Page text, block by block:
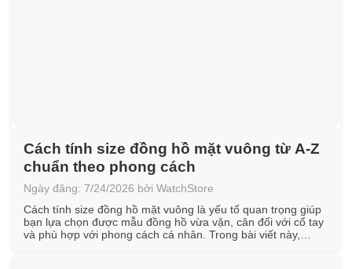
Cách tính size đồng hồ mặt vuông từ A-Z
chuẩn theo phong cách
Ngày đăng: 7/24/2026 bởi WatchStore
Cách tính size đồng hồ mặt vuông là yếu tố quan trọng giúp
bạn lựa chọn được mẫu đồng hồ vừa vặn, cân đối với cổ tay
và phù hợp với phong cách cá nhân. Trong bài viết này,